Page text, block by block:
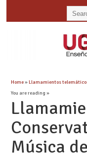
Home»Llamamientos
You are reading »
Música